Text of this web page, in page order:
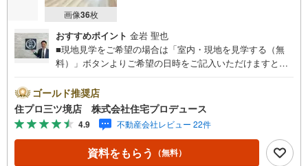
画像36枚
おすすめポイント 金岩 聖也
■現地見学をご希望の場合は「室内・現地を見学する（無
料）」ボタンよりご希望の日時をご記入いただけますとス
座間市エリアに強い！ 住プロは、大和市・綾瀬市・座間市
エリアの不動産売買専門会社です！最新物件情報や当社限
定で販売する物件情報も多数ございますので、お気軽にお
問合せ下さい！ -------------- 弊社独自の住宅ローン提案シス
テム 弊社ではファイナンシャル専門スタッフによる【丁寧
な資金アドバイス】【ファイナンシャルプラン提案書の作
ゴールド推奨店
住プロ三ツ境店 株式会社住宅プロデュース
4.9 不動産会社レビュー 22件
資料をもらう （無料）